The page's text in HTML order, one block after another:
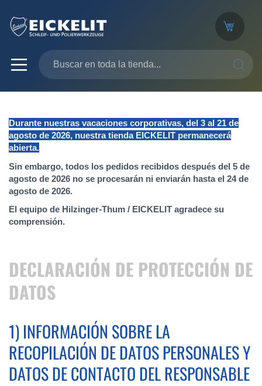
Durante nuestras vacaciones corporativas, del 3 al 21 de
agosto de 2026, nuestra tienda EICKELIT permanecerá
abierta.
Sin embargo, todos los pedidos recibidos después del 5 de
agosto de 2026 no se procesarán ni enviarán hasta el 24 de
agosto de 2026.
El equipo de Hilzinger-Thum / EICKELIT agradece su
comprensión.
DECLARACIÓN DE PROTECCIÓN DE
DATOS
1) INFORMACIÓN SOBRE LA
RECOPILACIÓN DE DATOS PERSONALES Y
DATOS DE CONTACTO DEL RESPONSABLE